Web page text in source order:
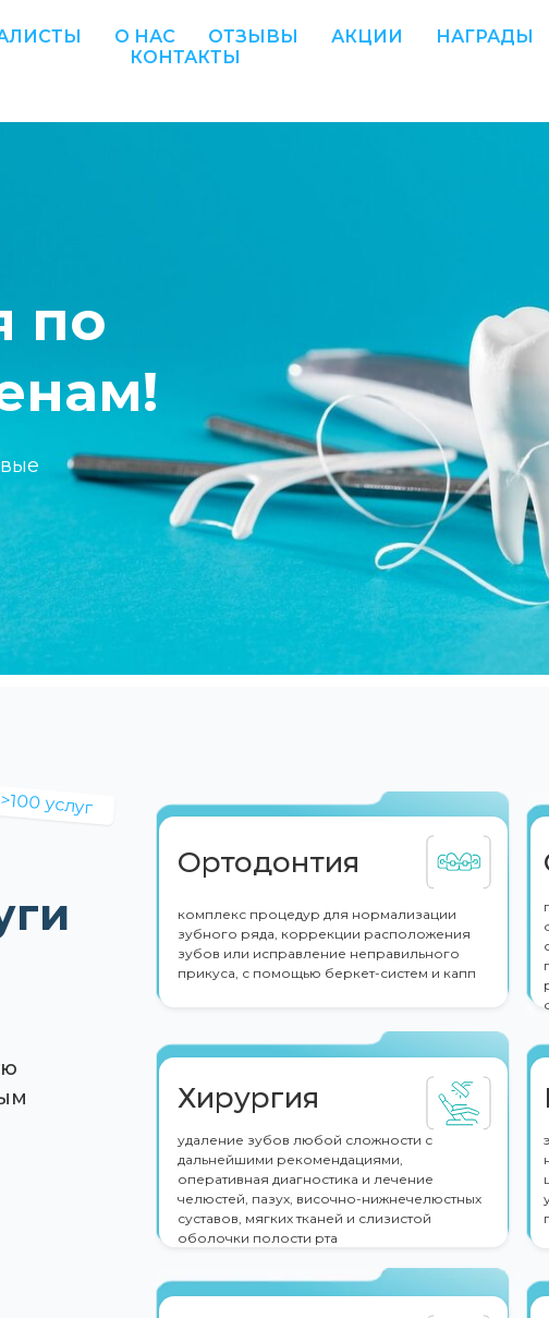
О НАС ОТЗЫВЫ АКЦИИ
НАГРАДЫ
КОНТАКТЫ
по
Ортодонтия
комплекс процедур для нормализации
зубного ряда, коррекции расположения
зубов или исправление неправильного
прикуса, с помощью беркет-систем и капп
>100 услуг
удаление зубов любой сложности с
дальнейшими рекомендациями,
оперативная диагностика и лечение
челюстей, пазух, височно-нижнечелюстных
суставов, мягких тканей и слизистой
оболочки полости рта
Хирургия